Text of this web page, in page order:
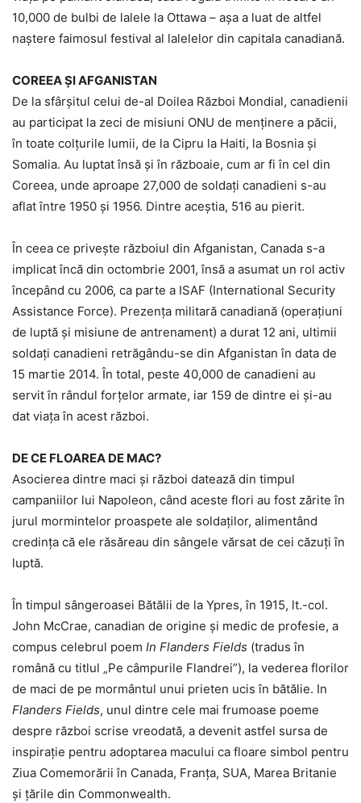
10,000 de bulbi de lalele la Ottawa – așa a luat de altfel
naștere faimosul festival al lalelelor din capitala canadiană.
COREEA ȘI AFGANISTAN
De la sfârșitul celui de-al Doilea Război Mondial, canadienii
au participat la zeci de misiuni ONU de menținere a păcii,
în toate colțurile lumii, de la Cipru la Haiti, la Bosnia și
Somalia. Au luptat însă și în războaie, cum ar fi în cel din
Coreea, unde aproape 27,000 de soldați canadieni s-au
aflat între 1950 și 1956. Dintre aceștia, 516 au pierit.
În ceea ce privește războiul din Afganistan, Canada s-a
implicat încă din octombrie 2001, însă a asumat un rol activ
începând cu 2006, ca parte a ISAF (International Security
Assistance Force). Prezența militară canadiană (operațiuni
de luptă și misiune de antrenament) a durat 12 ani, ultimii
soldați canadieni retrăgându-se din Afganistan în data de
15 martie 2014. În total, peste 40,000 de canadieni au
servit în rândul forțelor armate, iar 159 de dintre ei și-au
dat viața în acest război.
DE CE FLOAREA DE MAC?
Asocierea dintre maci și război datează din timpul
campaniilor lui Napoleon, când aceste flori au fost zărite în
jurul mormintelor proaspete ale soldaților, alimentând
credința că ele răsăreau din sângele vărsat de cei căzuți în
luptă.
În timpul sângeroasei Bătălii de la Ypres, în 1915, lt.-col.
John McCrae, canadian de origine și medic de profesie, a
compus celebrul poem In Flanders Fields (tradus în
română cu titlul „Pe câmpurile Flandrei”), la vederea florilor
de maci de pe mormântul unui prieten ucis în bătălie. In
Flanders Fields, unul dintre cele mai frumoase poeme
despre război scrise vreodată, a devenit astfel sursa de
inspirație pentru adoptarea macului ca floare simbol pentru
Ziua Comemorării în Canada, Franța, SUA, Marea Britanie
și țările din Commonwealth.